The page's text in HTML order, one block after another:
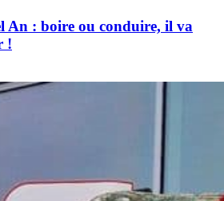
An : boire ou conduire, il va
!